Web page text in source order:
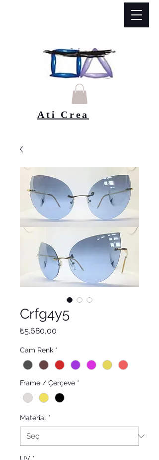
Ati Crea
Crfg4y5
₺5.680,00
Cam Renk *
Frame / Çerçeve *
Material *